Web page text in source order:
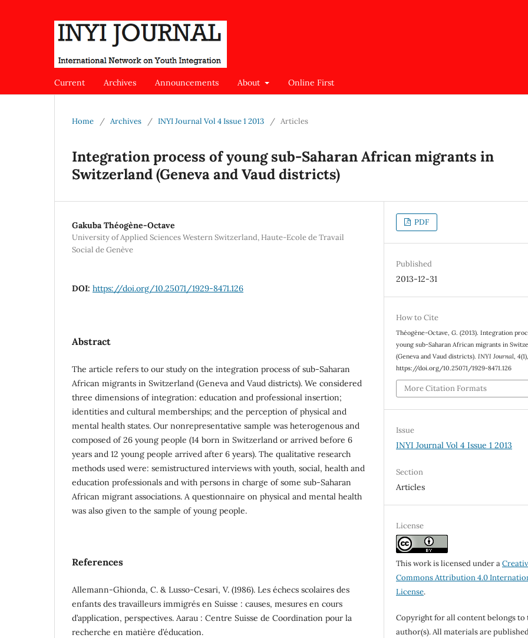
Current Archives Announcements About Online First
Home / Archives / INYI Journal Vol 4 Issue 1 2013 / Articles
Integration process of young sub‐Saharan African migrants in
Switzerland (Geneva and Vaud districts)
Gakuba Théogène‐Octave
University of Applied Sciences Western Switzerland, Haute‐Ecole de Travail
Social de Genève
DOI: https://doi.org/10.25071/1929-8471.126
Abstract
The article refers to our study on the integration process of sub‐Saharan
African migrants in Switzerland (Geneva and Vaud districts). We considered
three dimensions of integration: education and professional insertion;
identities and cultural memberships; and the perception of physical and
mental health states. Our nonrepresentative sample was heterogenous and
composed of 26 young people (14 born in Switzerland or arrived before 6
years and 12 young people arrived after 6 years). The qualitative research
methods used were: semistructured interviews with youth, social, health and
education professionals and with persons in charge of some sub-Saharan
African migrant associations. A questionnaire on physical and mental health
was also given to the sample of young people.
References
Allemann-Ghionda, C. & Lusso-Cesari, V. (1986). Les échecs scolaires des
enfants des travailleurs immigrés en Suisse : causes, mesures en cours
d’application, perspectives. Aarau : Centre Suisse de Coordination pour la
recherche en matière d’éducation.
PDF
Published
2013-12-31
How to Cite
Théogène‐Octave, G. (2013). Integration
young sub‐Saharan African migrants in
(Geneva and Vaud districts).INYI Journal,4
https://doi.org/10.25071/1929-8471.126
More Citation Formats
Issue
INYI Journal Vol 4 Issue 1 2013
Section
Articles
License
This work is licensed under a
Commons Attribution 4.0
License.
Copyright for all content belongs to
author(s). All materials are